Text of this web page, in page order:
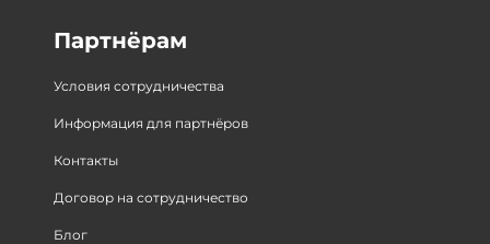
Партнёрам
Условия сотрудничества
Информация для партнёров
Контакты
Договор на сотрудничество
Блог